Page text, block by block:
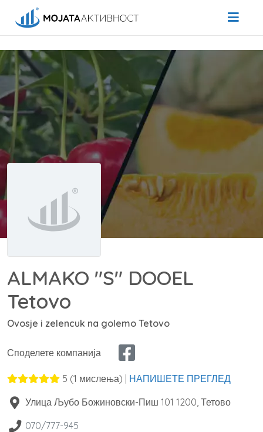
ALMAKO "S" DOOEL
Tetovo
Ovosje i zelencuk na golemo Tetovo
Споделете компанија
5 (1 мислења) | НАПИШЕТЕ ПРЕГЛЕД
Улица Љубо Божиновски-Пиш 101 1200 Тетово
070/777-945